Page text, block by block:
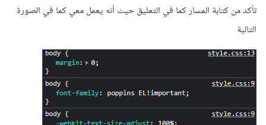
تأكد من كتابة المسار كما في التعليق حيث أنه يعمل معي كما في الصورة
التالية